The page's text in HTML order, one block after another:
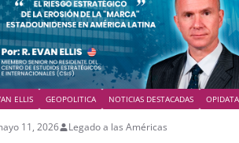
ELLIS GEOPOLITICA NOTICIAS DESTACADAS OPIDATA
11, 2026 Legado a las Américas